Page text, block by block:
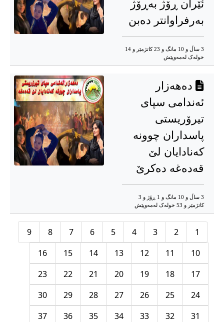
ئێران ڕۆژ بەڕۆژ
بەرفراوانتر دەبن
3 ساڵ و 10 مانگ و 23 کاتژمێر و 14
خوله‌ک له‌مه‌وپێش‌
دەهەزار
ئەندامی سپای
تیرۆریستی
پاسداران چوونە
کەنادایان لێ
قەدەغە دەکرێ
3 ساڵ و 10 مانگ و 1 ڕۆژ و 3
کاتژمێر و 53 خوله‌ک له‌مه‌وپێش‌
1
2
3
4
5
6
7
8
9
10
11
12
13
14
15
16
17
18
19
20
21
22
23
24
25
26
27
28
29
30
31
32
33
34
35
36
37